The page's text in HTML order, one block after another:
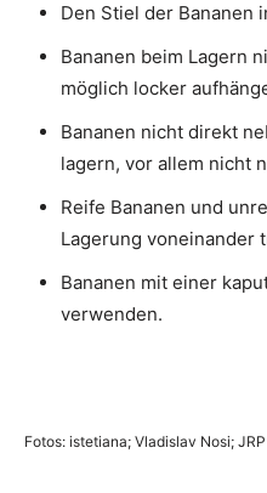
Den Stiel der Bananen
Bananen beim Lagern
möglich locker
Bananen nicht direkt
lagern, vor allem nicht
Reife Bananen und
Lagerung voneinander
Bananen mit einer
verwenden.
Fotos: istetiana; Vladislav Nosi;